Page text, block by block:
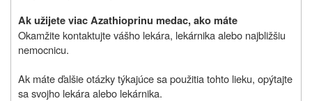
Ak užijete viac Azathioprinu medac, ako máte
Okamžite kontaktujte vášho lekára, lekárnika alebo najbližšiu
nemocnicu.
Ak máte ďalšie otázky týkajúce sa použitia tohto lieku, opýtajte
sa svojho lekára alebo lekárnika.